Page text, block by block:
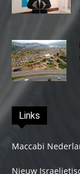
Links
Maccabi
Nieuw